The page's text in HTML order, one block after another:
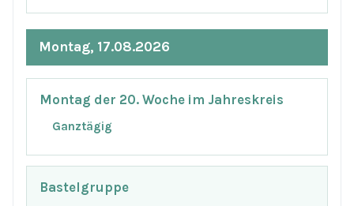
Montag, 17.08.2026
Montag der 20. Woche im Jahreskreis
Ganztägig
Bastelgruppe